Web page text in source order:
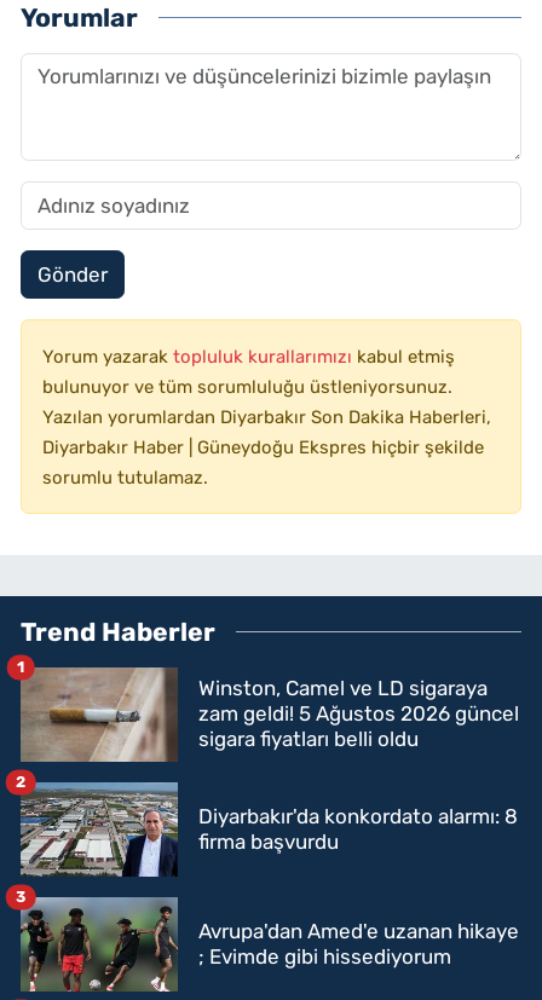
Yorumlar
Gönder
Yorum yazarak topluluk kurallarımızı kabul etmiş
bulunuyor ve tüm sorumluluğu üstleniyorsunuz.
Yazılan yorumlardan Diyarbakır Son Dakika Haberleri,
Diyarbakır Haber | Güneydoğu Ekspres hiçbir şekilde
sorumlu tutulamaz.
Trend Haberler
Winston, Camel ve LD sigaraya
zam geldi! 5 Ağustos 2026 güncel
sigara fiyatları belli oldu
1
Diyarbakır'da konkordato alarmı: 8
firma başvurdu
2
Avrupa'dan Amed'e uzanan hikaye
; Evimde gibi hissediyorum
3